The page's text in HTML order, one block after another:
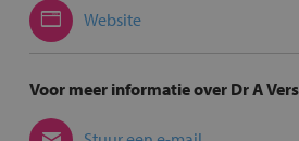
Website
Voor meer informatie over Dr A